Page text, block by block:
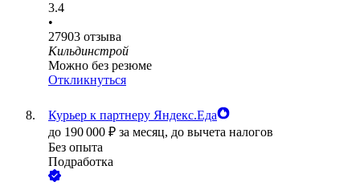
3.4
•
27903 отзыва
Кильдинстрой
Можно без резюме
Откликнуться
Курьер к партнеру Яндекс.Еда
до 190 000 ₽ за месяц, до вычета налогов
Без опыта
Подработка